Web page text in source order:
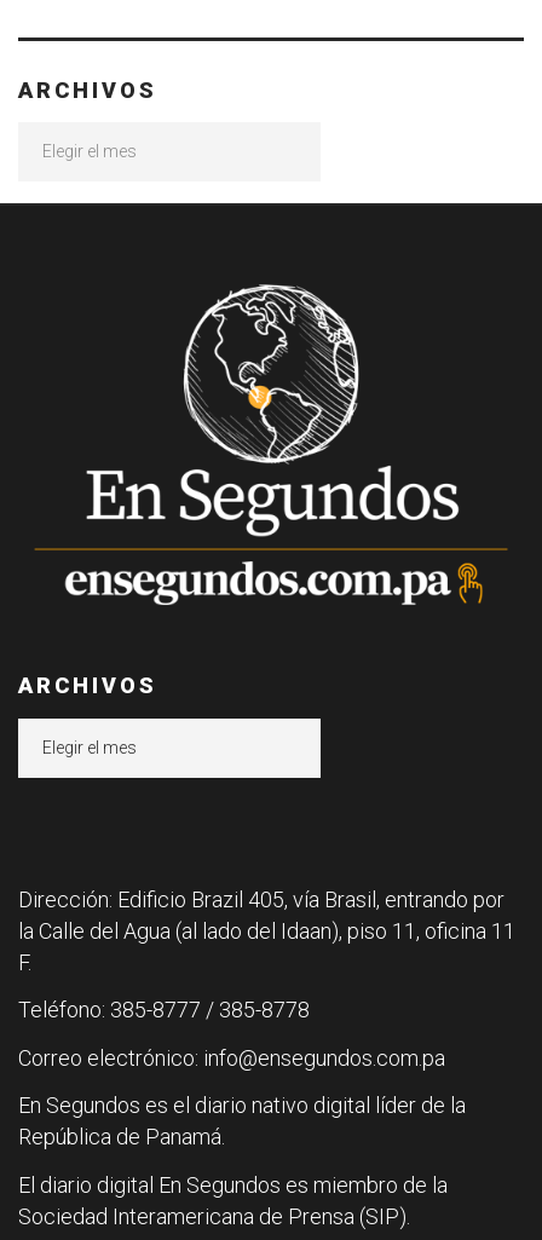
ARCHIVOS
ARCHIVOS
Dirección: Edificio Brazil 405, vía Brasil, entrando por
la Calle del Agua (al lado del Idaan), piso 11, oficina 11
F.
Teléfono: 385-8777 / 385-8778
Correo electrónico: info@ensegundos.com.pa
En Segundos es el diario nativo digital líder de la
República de Panamá.
El diario digital En Segundos es miembro de la
Sociedad Interamericana de Prensa (SIP).